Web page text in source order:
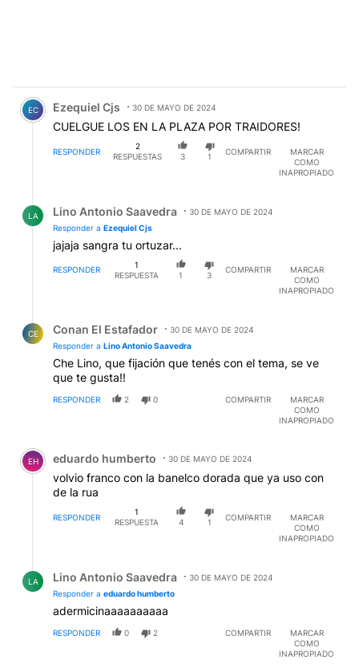
Comentario de Ezequiel Cjs.
EC Ezequiel Cjs 30 DE MAYO DE 2024
CUELGUE LOS EN LA PLAZA POR TRAIDORES!
RESPONDER
2
RESPUESTAS
3 1
COMPARTIR
MARCAR
COMO
INAPROPIADO
LA Lino Antonio Saavedra
30 DE MAYO DE 2024
Responder a Ezequiel Cjs
jajaja sangra tu ortuzar...
RESPONDER
1
RESPUESTA
1 3
COMPARTIR
MARCAR
COMO
INAPROPIADO
CE Conan El Estafador
30 DE MAYO DE 2024
Responder a Lino Antonio Saavedra
Che Lino, que fijación que tenés con el tema, se ve
que te gusta!!
RESPONDER 2 0 COMPARTIR
MARCAR
COMO
INAPROPIADO
Comentario de eduardo humberto.
EH eduardo humberto 30 DE MAYO DE 2024
volvio franco con la banelco dorada que ya uso con
de la rua
RESPONDER
1
RESPUESTA
4 1
COMPARTIR
MARCAR
COMO
INAPROPIADO
LA Lino Antonio Saavedra
30 DE MAYO DE 2024
Responder a eduardo humberto
adermicinaaaaaaaaaa
RESPONDER 0 2 COMPARTIR
MARCAR
COMO
INAPROPIADO